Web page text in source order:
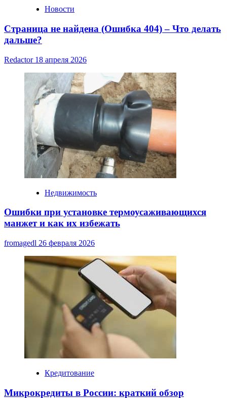
Новости
Страница не найдена (Ошибка 404) – Что делать
дальше?
Redactor 18 апреля 2026
Недвижимость
Ошибки при установке термоусаживающихся
манжет и как их избежать
fromagedl 26 февраля 2026
Кредитование
Микрокредиты в России: краткий обзор